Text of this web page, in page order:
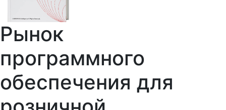
Рынок
программного
обеспечения для